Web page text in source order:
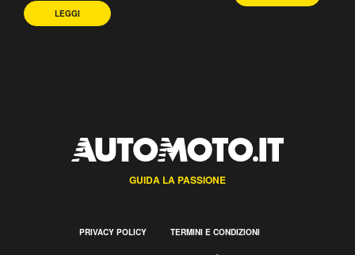
LEGGI
GUIDA LA PASSIONE
PRIVACY POLICY TERMINI E CONDIZIONI